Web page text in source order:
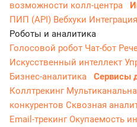
возможности колл-центра
ПИП (API) Вебхуки
Роботы и аналитика
Голосовой робот Чат-бот
Искусственный интеллект
Бизнес-аналитика
Сервисы
Коллтрекинг
конкурентов Сквозная
Email-трекингОкупаемость